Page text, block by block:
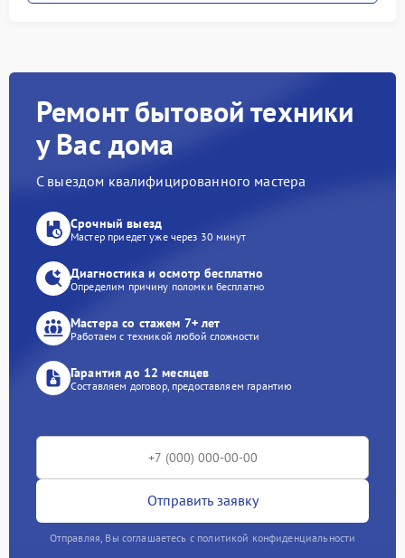
Ремонт бытовой техники
у Вас дома
С выездом квалифицированного мастера
Срочный выезд
Мастер приедет уже через 30 минут
Диагностика и осмотр бесплатно
Определим причину поломки бесплатно
Мастера со стажем 7+ лет
Работаем с техникой любой сложности
Гарантия до 12 месяцев
Составляем договор, предоставляем гарантию
Отправить заявку
Отправляя, Вы соглашаетесь с политикой конфиденциальности